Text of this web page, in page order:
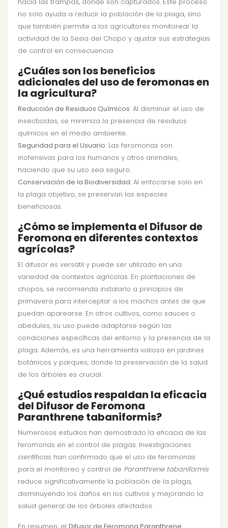
no solo ayuda a reducir la población de la plaga, sino
que también permite a los agricultores monitorear la
actividad de la Sesia del Chopo y ajustar sus estrategias
de control en consecuencia.
¿Cuáles son los beneficios
adicionales del uso de feromonas en
la agricultura?
Reducción de Residuos Químicos: Al disminuir el uso de
insecticidas, se minimiza la presencia de residuos
químicos en el medio ambiente.
Seguridad para el Usuario: Las feromonas son
inofensivas para los humanos y otros animales,
haciendo que su uso sea seguro.
Conservación de la Biodiversidad: Al enfocarse solo en
la plaga objetivo, se preservan las especies
beneficiosas.
¿Cómo se implementa el Difusor de
Feromona en diferentes contextos
agrícolas?
El difusor es versátil y puede ser utilizado en una
variedad de contextos agrícolas. En plantaciones de
chopos, se recomienda instalarlo a principios de
primavera para interceptar a los machos antes de que
puedan aparearse. En otros cultivos, como sauces o
abedules, su uso puede adaptarse según las
condiciones específicas del entorno y la presencia de la
plaga. Además, es una herramienta valiosa en jardines
botánicos y parques, donde la preservación de la salud
de los árboles es crucial.
¿Qué estudios respaldan la eficacia
del Difusor de Feromona
Paranthrene tabaniformis?
Numerosos estudios han demostrado la eficacia de las
feromonas en el control de plagas. Investigaciones
científicas han confirmado que el uso de feromonas
para el monitoreo y control de Paranthrene tabaniformis
reduce significativamente la población de la plaga,
disminuyendo los daños en los cultivos y mejorando la
salud general de los árboles afectados.